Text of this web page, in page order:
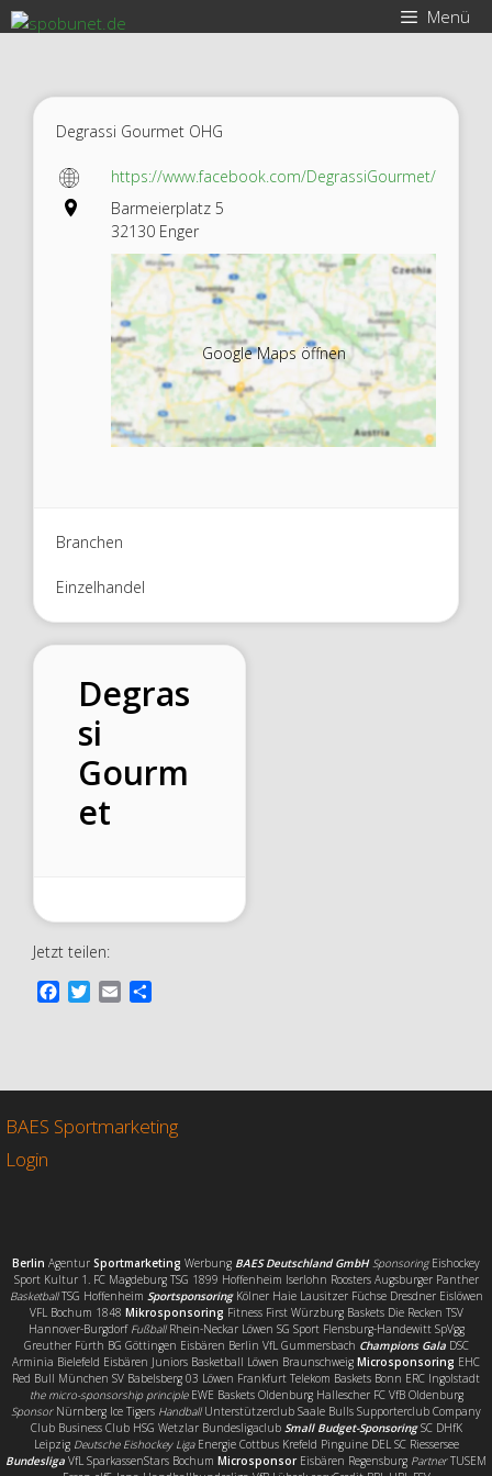
Zum
Inhalt
Menü
Degrassi Gourmet OHG
https://www.facebook.com/DegrassiGourmet/
Barmeierplatz 5
32130 Enger
Google Maps öffnen
Branchen
Einzelhandel
Degras
si
Gourm
et
Jetzt teilen:
o
k
r
BAES Sportmarketing
Login
Berlin Agentur Sportmarketing Werbung BAES Deutschland GmbH SponsoringEishockey
Sport Kultur 1. FC Magdeburg TSG 1899 Hoffenheim Iserlohn Roosters Augsburger Panther
BasketballTSG Hoffenheim SportsponsoringKölner Haie Lausitzer Füchse Dresdner Eislöwen
VFL Bochum 1848 Mikrosponsoring Fitness First Würzburg Baskets Die Recken TSV
Hannover-Burgdorf FußballRhein-Neckar Löwen SG Sport Flensburg-Handewitt SpVgg
Greuther Fürth BG Göttingen Eisbären Berlin VfL Gummersbach Champions GalaDSC
Arminia Bielefeld Eisbären Juniors Basketball Löwen Braunschweig Microsponsoring EHC
Red Bull München SV Babelsberg 03 Löwen Frankfurt Telekom Baskets Bonn ERC Ingolstadt
the micro-sponsorship principleEWE Baskets Oldenburg Hallescher FC VfB Oldenburg
SponsorNürnberg Ice Tigers HandballUnterstützerclub Saale Bulls Supporterclub Company
Club Business Club HSG Wetzlar Bundesligaclub Small Budget-SponsoringSC DHfK
Leipzig Deutsche Eishockey LigaEnergie Cottbus Krefeld Pinguine DEL SC Riessersee
Bundesliga VfL SparkassenStars Bochum MicrosponsorEisbären Regensburg PartnerTUSEM